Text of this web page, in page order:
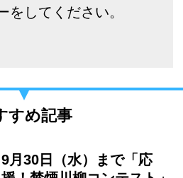
をしてください。
すめ記事
9月30日（水）まで「応